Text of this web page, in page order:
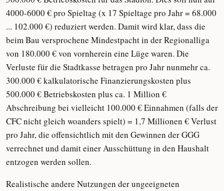
4000-6000 € pro Spieltag (x 17 Spieltage pro Jahr = 68.000
... 102.000 €) reduziert werden. Damit wird klar, dass die
beim Bau versprochene Mindestpacht in der Regionalliga
von 180.000 € von vornherein eine Lüge waren. Die
Verluste für die Stadtkasse betragen pro Jahr nunmehr ca.
300.000 € kalkulatorische Finanzierungskosten plus
500.000 € Betriebskosten plus ca. 1 Million €
Abschreibung bei vielleicht 100.000 € Einnahmen (falls der
CFC nicht gleich woanders spielt) = 1,7 Millionen € Verlust
pro Jahr, die offensichtlich mit den Gewinnen der GGG
verrechnet und damit einer Ausschüttung in den Haushalt
entzogen werden sollen.
Realistische andere Nutzungen der ungeeigneten